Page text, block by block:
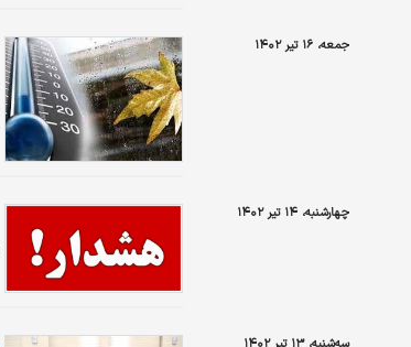
جمعه، ۱۶ تیر ۱۴۰۲
چهارشنبه، ۱۴ تیر ۱۴۰۲